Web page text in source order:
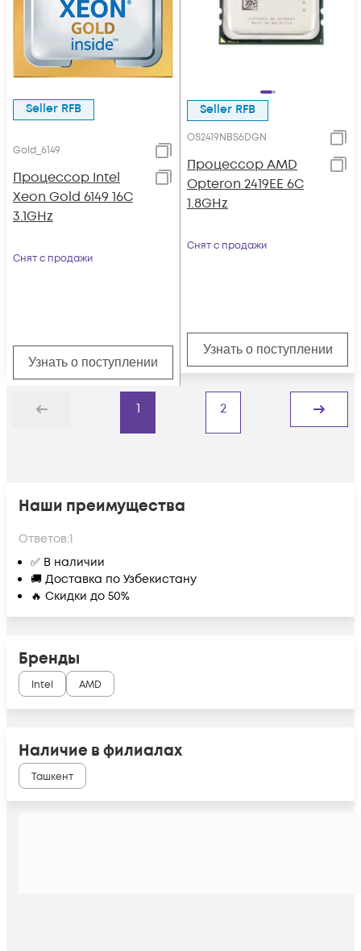
Seller RFB
Gold_6149
Процессор Intel
Xeon Gold 6149 16С
3.1GHz
Снят с продажи
Узнать о поступлении
Seller RFB
OS2419NBS6DGN
Процессор AMD
Opteron 2419EE 6C
1.8GHz
Снят с продажи
Узнать о поступлении
Назад
1 2
Дальше
Наши преимущества
Ответов:1
✅ В наличии
🚚 Доставка по Узбекистану
🔥 Скидки до 50%
Бренды
Intel AMD
Наличие в филиалах
Ташкент